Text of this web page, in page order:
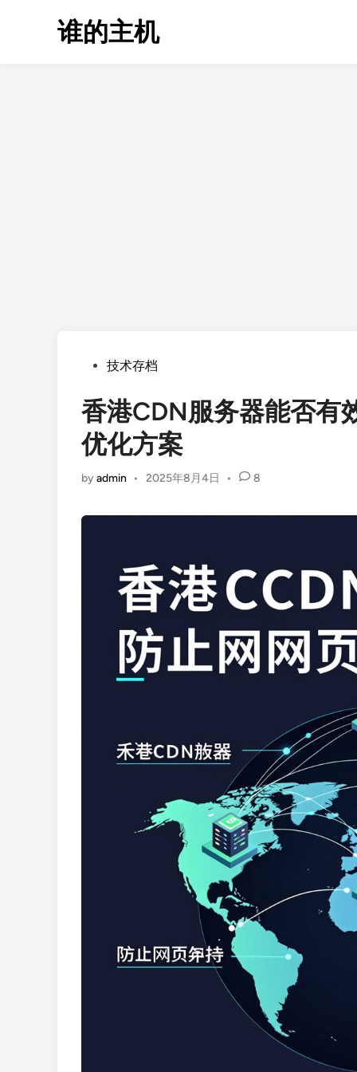
谁的主机
Posted技术存档
香港CDN服务器能否有
优化方案
byadmin • 2025年8月4日 • 8